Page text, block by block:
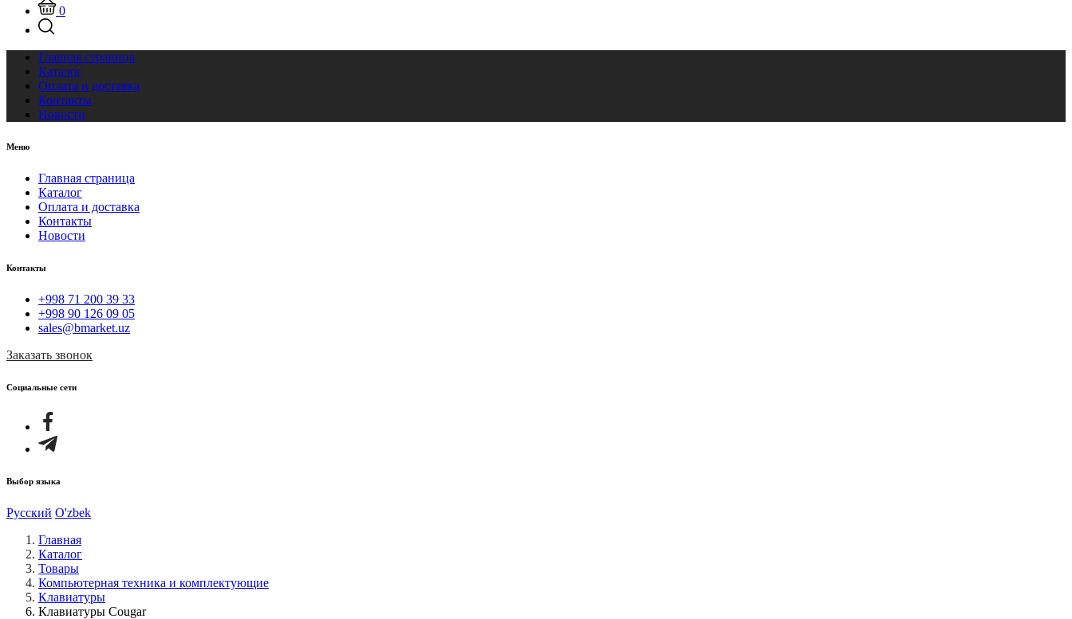
0
Главная страница
Каталог
Оплата и доставка
Контакты
Новости
Меню
Главная страница
Каталог
Оплата и доставка
Контакты
Новости
Контакты
+998 71 200 39 33
+998 90 126 09 05
sales@bmarket.uz
Заказать звонок
Социальные сети
Выбор языка
Русский O'zbek
Главная
Каталог
Товары
Компьютерная техника и комплектующие
Клавиатуры
Клавиатуры Cougar